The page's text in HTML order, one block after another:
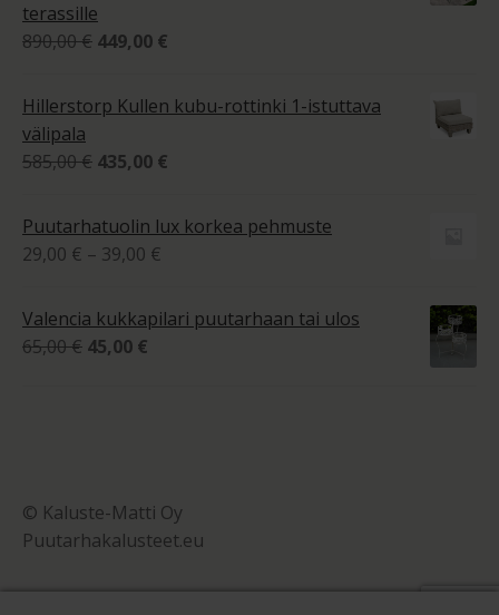
terassille
890,00€ Alkuperäinen
oli:
890,00 €.
449,00 €
on:
Hillerstorp Kullen kubu-rottinki 1-istuttava
välipala
585,00€ Alkuperäinen
oli:
585,00 €.
435,00 €
on:
Puutarhatuolin lux korkea pehmuste
29,00 € – 39,00 €
-
39,00 €
Valencia kukkapilari puutarhaan tai ulos
65,00€ Alkuperäinen
45,00 €
© Kaluste-Matti Oy
Puutarhakalusteet.eu